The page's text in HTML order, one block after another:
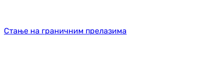
Стање на граничним прелазима